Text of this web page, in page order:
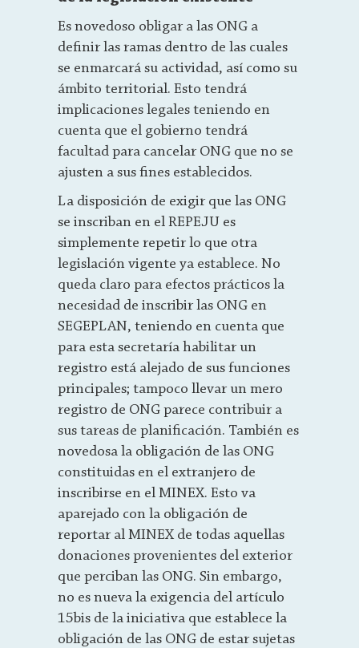
Es novedoso obligar a las ONG a
definir las ramas dentro de las cuales
se enmarcará su actividad, así como su
ámbito territorial. Esto tendrá
implicaciones legales teniendo en
cuenta que el gobierno tendrá
facultad para cancelar ONG que no se
ajusten a sus fines establecidos.
La disposición de exigir que las ONG
se inscriban en el REPEJU es
simplemente repetir lo que otra
legislación vigente ya establece. No
queda claro para efectos prácticos la
necesidad de inscribir las ONG en
SEGEPLAN, teniendo en cuenta que
para esta secretaría habilitar un
registro está alejado de sus funciones
principales; tampoco llevar un mero
registro de ONG parece contribuir a
sus tareas de planificación. También es
novedosa la obligación de las ONG
constituidas en el extranjero de
inscribirse en el MINEX. Esto va
aparejado con la obligación de
reportar al MINEX de todas aquellas
donaciones provenientes del exterior
que perciban las ONG. Sin embargo,
no es nueva la exigencia del artículo
15bis de la iniciativa que establece la
obligación de las ONG de estar sujetas